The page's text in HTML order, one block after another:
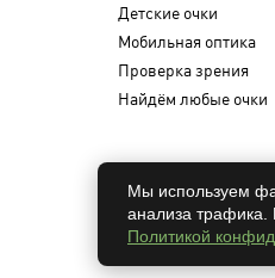
Детские очки
Мобильная оптика
Проверка зрения
Найдём любые очки
Мы используем
анализа трафика.
Политикой